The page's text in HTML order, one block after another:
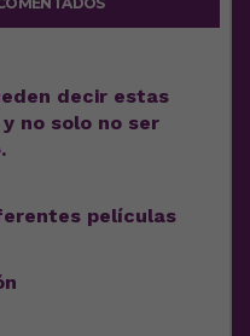
decir estas
no solo no ser
películas